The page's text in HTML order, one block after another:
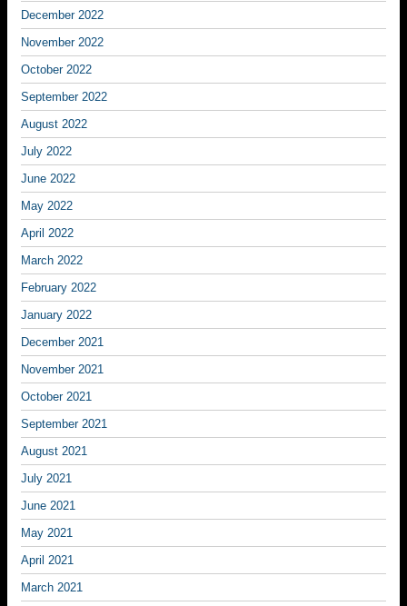
December 2022
November 2022
October 2022
September 2022
August 2022
July 2022
June 2022
May 2022
April 2022
March 2022
February 2022
January 2022
December 2021
November 2021
October 2021
September 2021
August 2021
July 2021
June 2021
May 2021
April 2021
March 2021